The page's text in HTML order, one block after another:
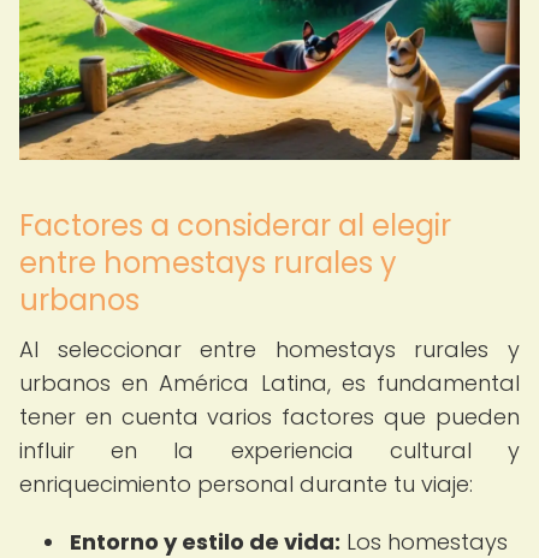
Factores a considerar al elegir
entre homestays rurales y
urbanos
Al seleccionar entre homestays rurales y
urbanos en América Latina, es fundamental
tener en cuenta varios factores que pueden
influir en la experiencia cultural y
enriquecimiento personal durante tu viaje:
Entorno y estilo de vida: Los homestays